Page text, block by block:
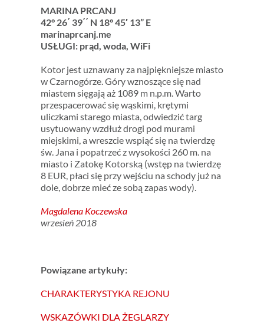
MARINA PRCANJ
42° 26΄ 39΄΄ N 18° 45′ 13” E
marinaprcanj.me
USŁUGI: prąd, woda, WiFi
Kotor jest uznawany za najpiękniejsze miasto
w Czarnogórze. Góry wznoszące się nad
miastem sięgają aż 1089 m n.p.m. Warto
przespacerować się wąskimi, krętymi
uliczkami starego miasta, odwiedzić targ
usytuowany wzdłuż drogi pod murami
miejskimi, a wreszcie wspiąć się na twierdzę
św. Jana i popatrzeć z wysokości 260 m. na
miasto i Zatokę Kotorską (wstęp na twierdzę
8 EUR, płaci się przy wejściu na schody już na
dole, dobrze mieć ze sobą zapas wody).
Magdalena Koczewska
wrzesień 2018
Powiązane artykuły:
CHARAKTERYSTYKA REJONU
WSKAZÓWKI DLA ŻEGLARZY